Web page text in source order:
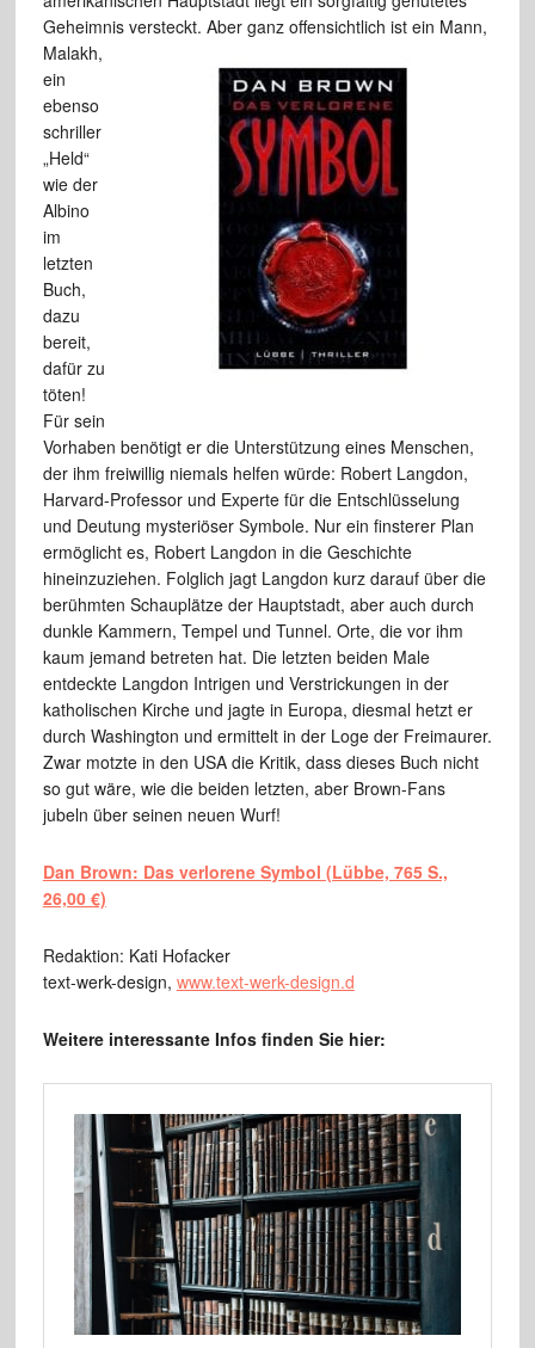
Geheimnis versteckt. Aber ganz offensichtlich ist ein Mann,
Malakh,
ein
ebenso
schriller
„Held“
wie der
Albino
im
letzten
Buch,
dazu
bereit,
dafür zu
töten!
Für sein
Vorhaben benötigt er die Unterstützung eines Menschen,
der ihm freiwillig niemals helfen würde: Robert Langdon,
Harvard-Professor und Experte für die Entschlüsselung
und Deutung mysteriöser Symbole. Nur ein finsterer Plan
ermöglicht es, Robert Langdon in die Geschichte
hineinzuziehen. Folglich jagt Langdon kurz darauf über die
berühmten Schauplätze der Hauptstadt, aber auch durch
dunkle Kammern, Tempel und Tunnel. Orte, die vor ihm
kaum jemand betreten hat. Die letzten beiden Male
entdeckte Langdon Intrigen und Verstrickungen in der
katholischen Kirche und jagte in Europa, diesmal hetzt er
durch Washington und ermittelt in der Loge der Freimaurer.
Zwar motzte in den USA die Kritik, dass dieses Buch nicht
so gut wäre, wie die beiden letzten, aber Brown-Fans
jubeln über seinen neuen Wurf!
Dan Brown: Das verlorene Symbol (Lübbe, 765 S.,
26,00 €)
Redaktion: Kati Hofacker
text-werk-design, www.text-werk-design.d
Weitere interessante Infos finden Sie hier: